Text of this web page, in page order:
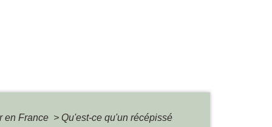
en France > Qu'est-ce qu'un récépissé